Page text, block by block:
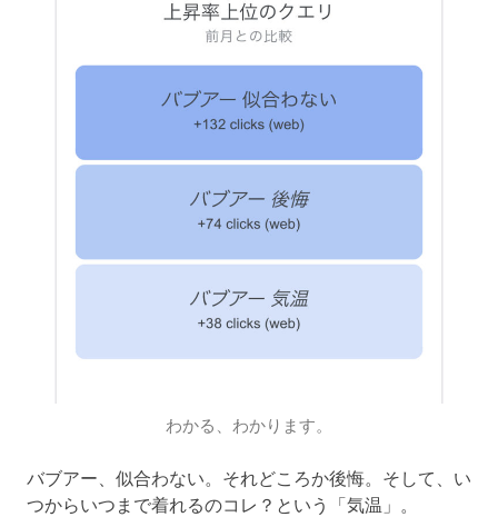
わかる、わかります。
バブアー、似合わない。それどころか後悔。そして、い
つからいつまで着れるのコレ？という「気温」。